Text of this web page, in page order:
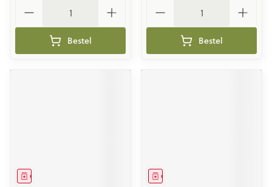
Bestel Bestel
Geneesmiddel Geneesmiddel